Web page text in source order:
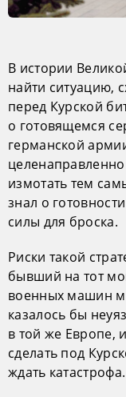
В истории
найти ситуацию,
перед Курской
о готовящемся
германской
измотать тем
знал о
силы для броска.
Риски такой
бывший на тот
военных машин
казалось бы
в той же Европе,
сделать под
ждать катастрофа.